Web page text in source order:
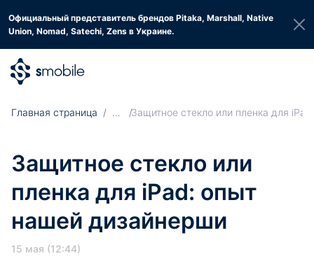
Официальный представитель брендов Pitaka, Marshall, Native
Union, Nomad, Satechi, Zens в Украине.
Главная страница Защитное стекло или пленка для
Защитное стекло или
пленка для iPad: опыт
нашей дизайнерши
15 мая (12:44)